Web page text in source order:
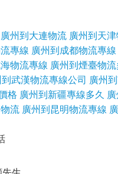
廣州到大連物流 廣州到天
專線 廣州到成都物流專線
物流專線 廣州到煙臺物
到武漢物流專線公司 廣州
格 廣州到新疆專線多久
流 廣州到昆明物流專線